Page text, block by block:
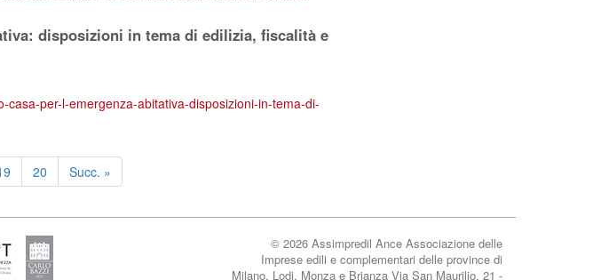
disposizioni in tema di edilizia, fiscalità e
per-l-emergenza-abitativa-disposizioni-in-tema-di-
20 Succ. »
© 2026 Assimpredil Ance Associazione delle
Imprese edili e complementari delle province di
Milano, Lodi, Monza e Brianza Via San Maurilio, 21 -